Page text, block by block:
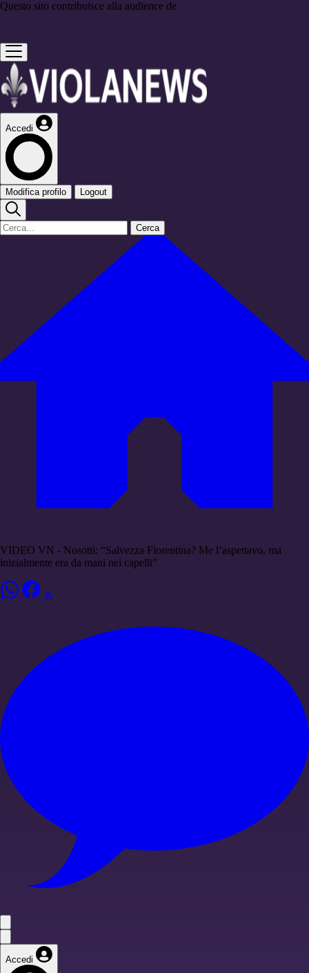
Questo sito contribuisce alla audience de
Accedi
Modifica profilo Logout
Cerca
VIDEO VN - Nosotti: “Salvezza Fiorentina? Me l’aspettavo, ma
inizialmente era da mani nei capelli”
Accedi